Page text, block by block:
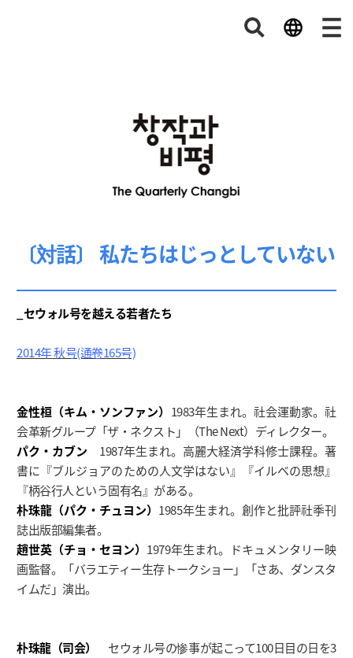
〔対話〕 私たちはじっとしていない
_セウォル号を越える若者たち
2014年 秋号(通卷165号)
金性桓（キム・ソンファン） 1983年生まれ。社会運動家。社
会革新グループ「ザ・ネクスト」（The Next）ディレクター。
パク・カブン 1987年生まれ。高麗大経済学科修士課程。著
書に『ブルジョアのための人文学はない』『イルベの思想』
『柄谷行人という固有名』がある。
朴珠龍（パク・チュヨン） 1985年生まれ。創作と批評社季刊
誌出版部編集者。
趙世英（チョ・セヨン） 1979年生まれ。ドキュメンタリー映
画監督。「バラエティー生存トークショー」「さあ、ダンスタ
イムだ」演出。
朴珠龍（司会）
セウォル号の惨事が起こって100日目の日を3